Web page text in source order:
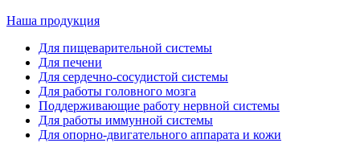
Наша продукция
Для пищеварительной системы
Для печени
Для сердечно-сосудистой системы
Для работы головного мозга
Поддерживающие работу нервной системы
Для работы иммунной системы
Для опорно-двигательного аппарата и кожи